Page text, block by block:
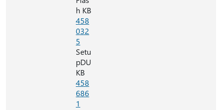
h KB
458
032
5
Setu
pDU
KB
458
686
1